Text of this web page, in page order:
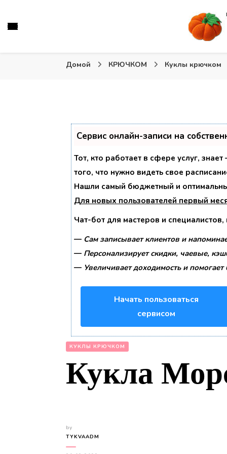
Тыква: Вяжем игрушки
Домой КРЮЧКОМ Куклы крючком
Сервис онлайн-записи на
Тот, кто работает в сфере услуг,
того, что нужно видеть свое
Нашли самый бюджетный и
Для новых пользователей первый
Чат-бот для мастеров и
— Сам записывает клиентов и
— Персонализирует скидки, чаевые,
— Увеличивает доходимость и
Начать пользоваться
сервисом
КУКЛЫ КРЮЧКОМ
Кукла
by
TYKVAADM